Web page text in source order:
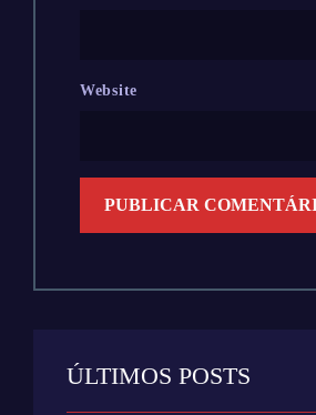
Website
ÚLTIMOS POSTS